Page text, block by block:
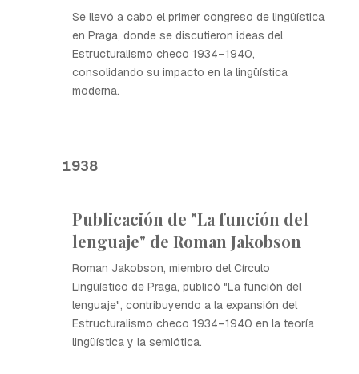
Se llevó a cabo el primer congreso de lingüística
en Praga, donde se discutieron ideas del
Estructuralismo checo 1934–1940,
consolidando su impacto en la lingüística
moderna.
1938
Publicación de "La función del
lenguaje" de Roman Jakobson
Roman Jakobson, miembro del Círculo
Lingüístico de Praga, publicó "La función del
lenguaje", contribuyendo a la expansión del
Estructuralismo checo 1934–1940 en la teoría
lingüística y la semiótica.